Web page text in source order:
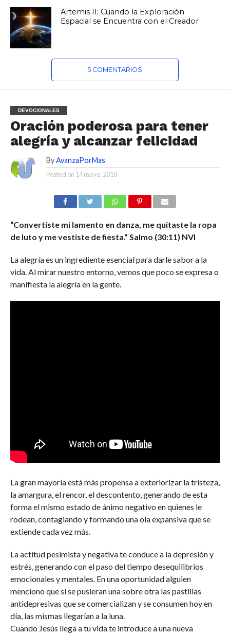
Artemis II: Cuando la Exploración
Espacial se Encuentra con el Creador
5 COMENTARIOS
DEVOCIONALES
Oración poderosa para tener
alegría y alcanzar felicidad
By AvanzaPorMas
Posted on 14 mayo, 2018
“Convertiste mi lamento en danza, me quitaste la ropa
de luto y me vestiste de fiesta.” Salmo (30:11) NVI
La alegría es un ingrediente esencial para darle sabor a la
vida. Al mirar nuestro entorno, vemos que poco se expresa o
manifiesta la alegría en la gente.
La gran mayoría está más propensa a exteriorizar la tristeza,
la amargura, el rencor, el descontento, generando de esta
forma el mismo estado de ánimo negativo en quienes le
rodean, contagiando y formando una ola expansiva que se
extiende cada vez más.
La actitud pesimista y negativa te conduce a la depresión y
estrés, generando con el paso del tiempo desequilibrios
emocionales y mentales. En una oportunidad alguien
menciono que si se pusieran una sobre otra las pastillas
antidepresivas que se comercializan y se consumen hoy en
día, las mismas llegarían a la luna.
Cuando Jesús llega a tu vida te introduce a una nueva